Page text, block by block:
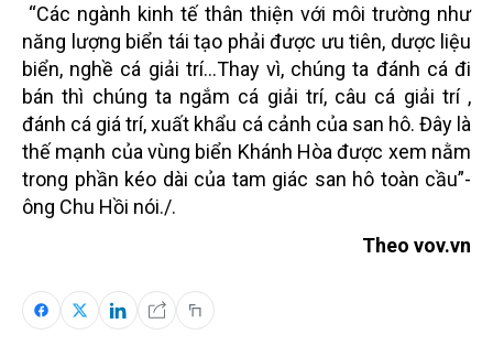
“Các ngành kinh tế thân thiện với môi trường như
năng lượng biển tái tạo phải được ưu tiên, dược liệu
biển, nghề cá giải trí…Thay vì, chúng ta đánh cá đi
bán thì chúng ta ngắm cá giải trí, câu cá giải trí ,
đánh cá giá trí, xuất khẩu cá cảnh của san hô. Đây là
thế mạnh của vùng biển Khánh Hòa được xem nằm
trong phần kéo dài của tam giác san hô toàn cầu”-
ông Chu Hồi nói./.
Theo vov.vn